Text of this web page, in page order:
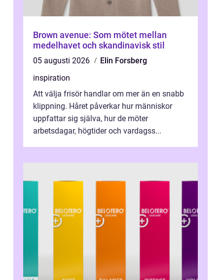
Brown avenue: Som mötet mellan
medelhavet och skandinavisk stil
05 augusti 2026
Elin Forsberg
inspiration
Att välja frisör handlar om mer än en snabb
klippning. Håret påverkar hur människor
uppfattar sig själva, hur de möter
arbetsdagar, högtider och vardagss...